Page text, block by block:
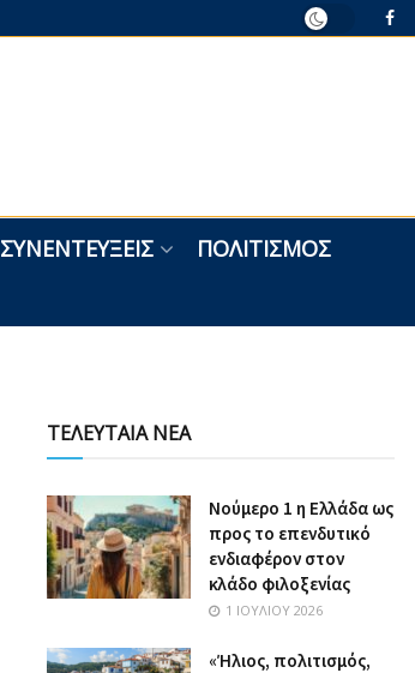
ΣΥΝΕΝΤΕΎΞΕΙΣ
ΠΟΛΙΤΙΣΜΌΣ
ΤΕΛΕΥΤΑΙΑ ΝΕΑ
Nούμερο 1 η Ελλάδα ως
προς το επενδυτικό
ενδιαφέρον στον
κλάδο φιλοξενίας
1 ΙΟΥΛΊΟΥ 2026
«Ήλιος, πολιτισμός,